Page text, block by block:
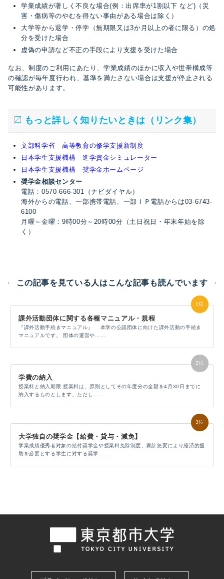
学業成績が著しく不良な場合(例：出席率が1割以下 など)（災
害・傷病等のやむを得ない事由がある場合は除く）
大学等から退学・停学（無期限又は3か月以上の者に限る）の処
分を受けた場合
虚偽の申請など不正の手段により支援を受けた場合
なお、制度のご利用にあたり、学業成績のほかに収入や世帯構成等
の確認が毎年度行われ、基準を満たさない場合は支援が停止される
可能性があります。
もっと詳しく知りたいときは（リンク集）
文部科学省 高等教育の修学支援新制度
日本学生支援機構 進学資金シミュレーター
日本学生支援機構 奨学金ホームページ
奨学金相談センター
電話：0570-666-301（ナビダイヤル）
海外からの電話、一部携帯電話、一部ＩＰ電話からは03‐6743‐
6100
月曜～金曜：9時00分～20時00分（土日祝日・年末年始を除
く）
この記事を見ている人はこんな記事も読んでいます
課外活動団体に関する各種マニュアル・規程
『課外活動手続きマニュアル』 本学の公認団体に向けた課外活動の手続き
マニュアルです。 団体の運営や…...
学費の納入
授業料と納入期限 授業料は、原則としてその年度分の全額を4月30日までに
納入するものとします。ただし…...
大学独自の奨学金【給費・貸与・減免】
学業成績優秀者対象の給付奨学金や授業料免除制度、家計急変により経済的援
助を必要とする学生に対する奨学…...